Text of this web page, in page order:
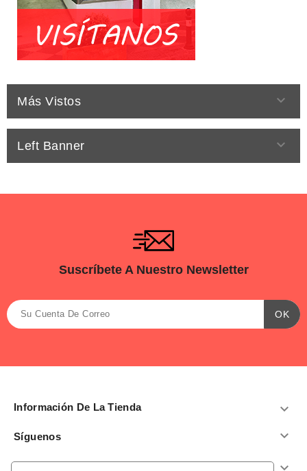
Más Vistos 
Left Banner 
Suscríbete A Nuestro Newsletter
Información De La Tienda 
Síguenos 
Productos